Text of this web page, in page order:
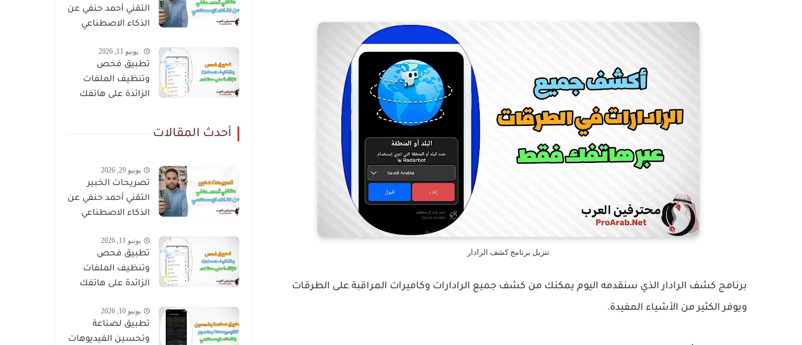
تنزيل برنامج كشف الرادار
برنامج كشف الرادار الذي سنقدمه اليوم يمكنك من كشف جميع الرادارات وكاميرات المراقبة على الطرقات
ويوفر الكثير من الأشياء المفيدة.
التقني أحمد حنفي عن
الذكاء الاصطناعي
يونيو 11, 2026
تطبيق فحص
وتنظيف الملفات
الزائدة على هاتفك
أحدث المقالات
يونيو 29, 2026
تصريحات الخبير
التقني أحمد حنفي عن
الذكاء الاصطناعي
يونيو 11, 2026
تطبيق فحص
وتنظيف الملفات
الزائدة على هاتفك
يونيو 10, 2026
تطبيق لصناعة
وتحسين الفيديوهات